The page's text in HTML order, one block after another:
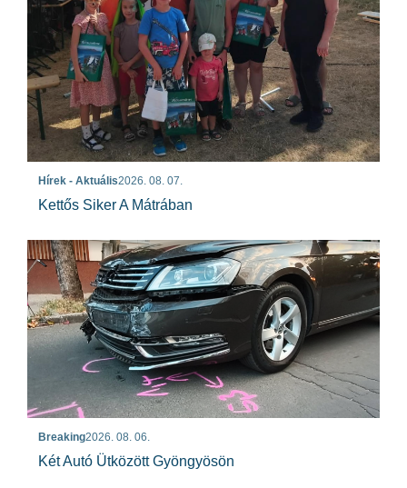
Hírek - Aktuális2026. 08. 07.
Kettős Siker A Mátrában
Breaking2026. 08. 06.
Két Autó Ütközött Gyöngyösön